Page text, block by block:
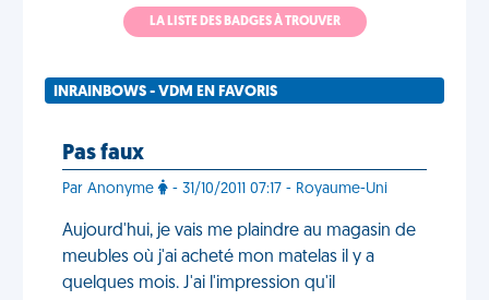
LA LISTE DES BADGES À TROUVER
INRAINBOWS - VDM EN FAVORIS
Pas faux
Par Anonyme - 31/10/2011 07:17 - Royaume-Uni
Aujourd'hui, je vais me plaindre au magasin de
meubles où j'ai acheté mon matelas il y a
quelques mois. J'ai l'impression qu'il